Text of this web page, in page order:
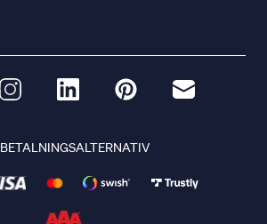
BETALNINGSALTERNATIV